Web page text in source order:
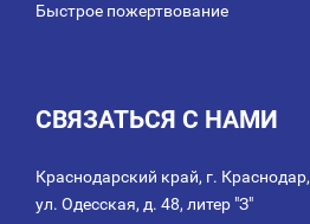
Быстрое пожертвование
СВЯЗАТЬСЯ С НАМИ
Краснодарский край, г. Краснодар,
ул. Одесская, д. 48, литер "З"